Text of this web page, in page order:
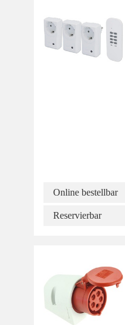
Online bestellbar
Reservierbar